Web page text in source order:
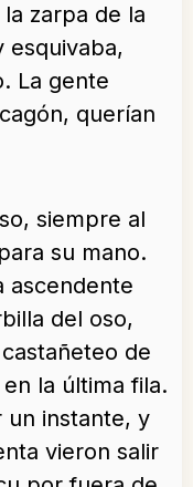
zarpa de la
esquivaba,
La gente
querían
siempre al
su mano.
ascendente
del oso,
de
la última fila.
un instante, y
vieron salir